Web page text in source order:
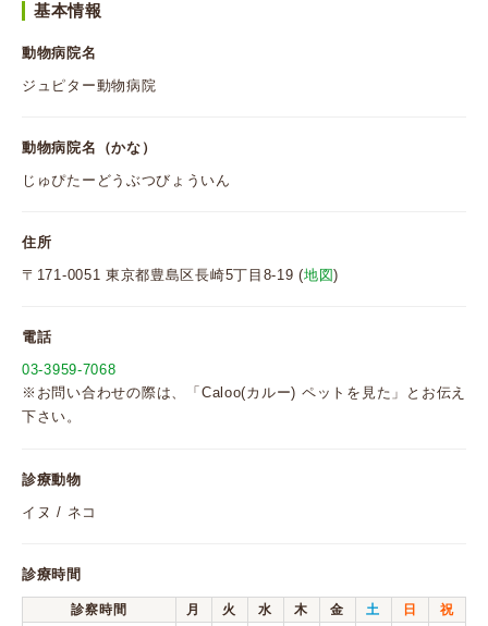
基本情報
動物病院名
ジュピター動物病院
動物病院名（かな）
じゅぴたーどうぶつびょういん
住所
〒171-0051 東京都豊島区長崎5丁目8-19 (地図)
電話
03-3959-7068
※お問い合わせの際は、「Caloo(カルー) ペットを見た」とお伝え
下さい。
診療動物
イヌ / ネコ
診療時間
診察時間 月 火 水 木 金 土 日
祝